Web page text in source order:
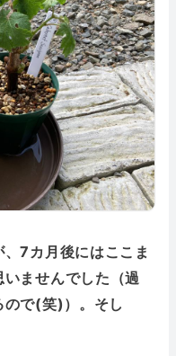
7カ月後にはここま
ませんでした（過
ので(笑)）。そし